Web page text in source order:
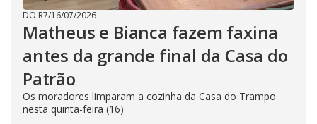
DO R7/16/07/2026
Matheus e Bianca fazem faxina
antes da grande final da Casa do
Patrão
Os moradores limparam a cozinha da Casa do Trampo
nesta quinta-feira (16)